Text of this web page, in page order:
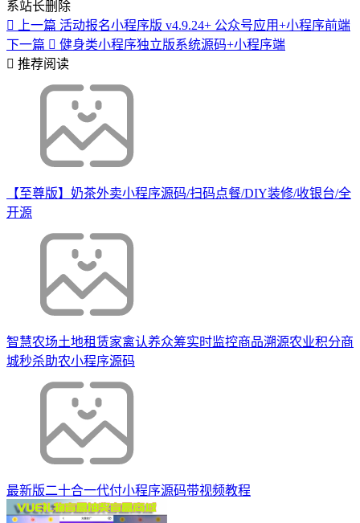
系站长删除
上一篇 活动报名小程序版 v4.9.24+ 公众号应用+小程序前端
下一篇
健身类小程序独立版系统源码+小程序端
推荐阅读
【至尊版】奶茶外卖小程序源码/扫码点餐/DIY装修/收银台/全
开源
智慧农场土地租赁家禽认养众筹实时监控商品溯源农业积分商
城秒杀助农小程序源码
最新版二十合一代付小程序源码带视频教程